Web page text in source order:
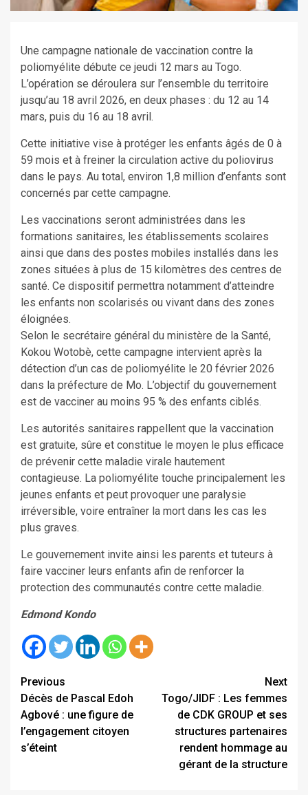
Une campagne nationale de vaccination contre la
poliomyélite débute ce jeudi 12 mars au Togo.
L’opération se déroulera sur l’ensemble du territoire
jusqu’au 18 avril 2026, en deux phases : du 12 au 14
mars, puis du 16 au 18 avril.
Cette initiative vise à protéger les enfants âgés de 0 à
59 mois et à freiner la circulation active du poliovirus
dans le pays. Au total, environ 1,8 million d’enfants sont
concernés par cette campagne.
Les vaccinations seront administrées dans les
formations sanitaires, les établissements scolaires
ainsi que dans des postes mobiles installés dans les
zones situées à plus de 15 kilomètres des centres de
santé. Ce dispositif permettra notamment d’atteindre
les enfants non scolarisés ou vivant dans des zones
éloignées.
Selon le secrétaire général du ministère de la Santé,
Kokou Wotobè, cette campagne intervient après la
détection d’un cas de poliomyélite le 20 février 2026
dans la préfecture de Mo. L’objectif du gouvernement
est de vacciner au moins 95 % des enfants ciblés.
Les autorités sanitaires rappellent que la vaccination
est gratuite, sûre et constitue le moyen le plus efficace
de prévenir cette maladie virale hautement
contagieuse. La poliomyélite touche principalement les
jeunes enfants et peut provoquer une paralysie
irréversible, voire entraîner la mort dans les cas les
plus graves.
Le gouvernement invite ainsi les parents et tuteurs à
faire vacciner leurs enfants afin de renforcer la
protection des communautés contre cette maladie.
Edmond Kondo
Continue
Reading
Previous
Décès de Pascal Edoh
Agbové : une figure de
l’engagement citoyen
s’éteint
Next
Togo/JIDF : Les femmes
de CDK GROUP et ses
structures partenaires
rendent hommage au
gérant de la structure